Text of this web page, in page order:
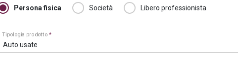
Persona fisica Società Libero professionista
Tipologia prodotto*
Auto usate